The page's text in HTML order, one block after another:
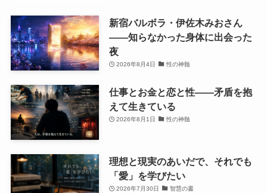
新宿バルボラ・伊佐木みおさん
――知らなかった身体に出会った
夜
2026年8月4日 性の神髄
仕事とお金と恋と性——矛盾を抱
えて生きている
2026年8月1日 性の神髄
理想と現実のあいだで、それでも
「愛」を学びたい
2026年7月30日 智慧の書